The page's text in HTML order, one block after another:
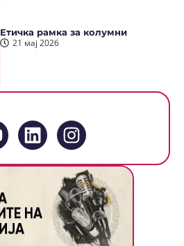
Етичка рамка за колумни
21 мај 2026